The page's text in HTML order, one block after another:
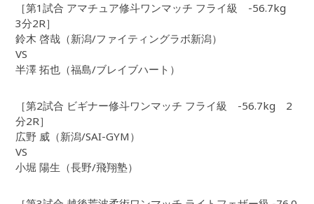
［第1試合 アマチュア修斗ワンマッチ フライ級 -56.7kg
3分2R］
鈴木 啓哉（新潟/ファイティングラボ新潟）
VS
半澤 拓也（福島/ブレイブハート）
［第2試合 ビギナー修斗ワンマッチ フライ級 -56.7kg 2
分2R］
広野 威（新潟/SAI-GYM）
VS
小堀 陽生（長野/飛翔塾）